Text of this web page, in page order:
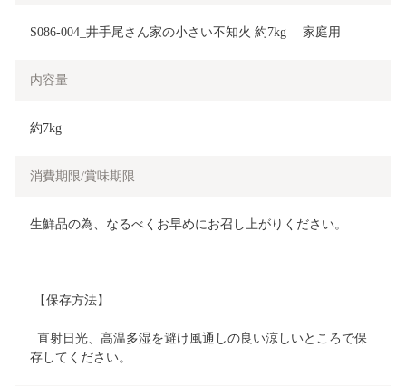
S086-004_井手尾さん家の小さい不知火 約7kg 　家庭用
内容量
約7kg
消費期限/賞味期限
生鮮品の為、なるべくお早めにお召し上がりください。
【保存方法】
存してください。